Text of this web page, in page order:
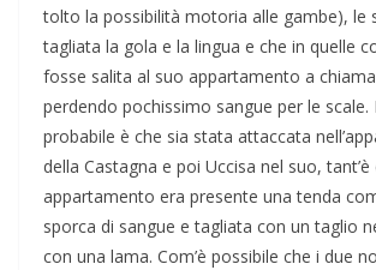
tolto la possibilità motoria alle gambe), le
tagliata la gola e la lingua e che in quelle
fosse salita al suo appartamento a
perdendo pochissimo sangue per le scale.
probabile è che sia stata attaccata
della Castagna e poi Uccisa nel suo,
appartamento era presente una tenda
sporca di sangue e tagliata con un taglio
con una lama. Com’è possibile che i due